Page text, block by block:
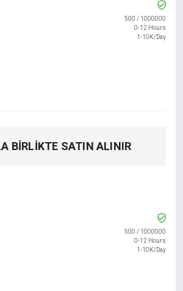
500 / 1000000
0-12 Hours
1-10K/Day
BIRLIKTE SATIN ALINIR
500 / 1000000
0-12 Hours
1-10K/Day